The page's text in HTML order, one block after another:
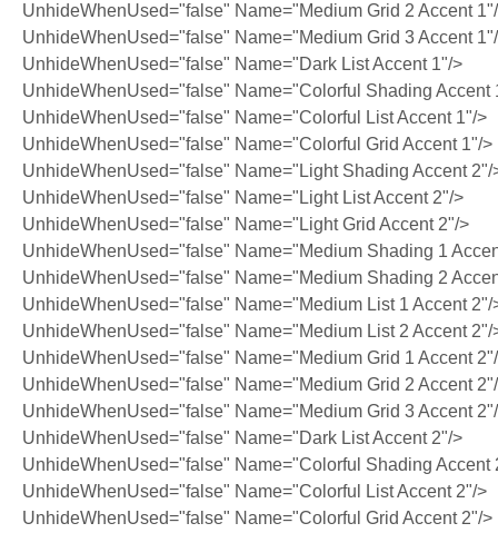
UnhideWhenUsed="false" Name="Medium Grid 2 Accent
UnhideWhenUsed="false" Name="Medium Grid 3 Accent
UnhideWhenUsed="false" Name="Dark List Accent 1"/>
UnhideWhenUsed="false" Name="Colorful Shading Accent
UnhideWhenUsed="false" Name="Colorful List Accent 1"/>
UnhideWhenUsed="false" Name="Colorful Grid Accent 1"/>
UnhideWhenUsed="false" Name="Light Shading Accent 2"/
UnhideWhenUsed="false" Name="Light List Accent 2"/>
UnhideWhenUsed="false" Name="Light Grid Accent 2"/>
UnhideWhenUsed="false" Name="Medium Shading 1
UnhideWhenUsed="false" Name="Medium Shading 2
UnhideWhenUsed="false" Name="Medium List 1 Accent 2"/
UnhideWhenUsed="false" Name="Medium List 2 Accent 2"/
UnhideWhenUsed="false" Name="Medium Grid 1 Accent
UnhideWhenUsed="false" Name="Medium Grid 2 Accent
UnhideWhenUsed="false" Name="Medium Grid 3 Accent
UnhideWhenUsed="false" Name="Dark List Accent 2"/>
UnhideWhenUsed="false" Name="Colorful Shading Accent
UnhideWhenUsed="false" Name="Colorful List Accent 2"/>
UnhideWhenUsed="false" Name="Colorful Grid Accent 2"/>